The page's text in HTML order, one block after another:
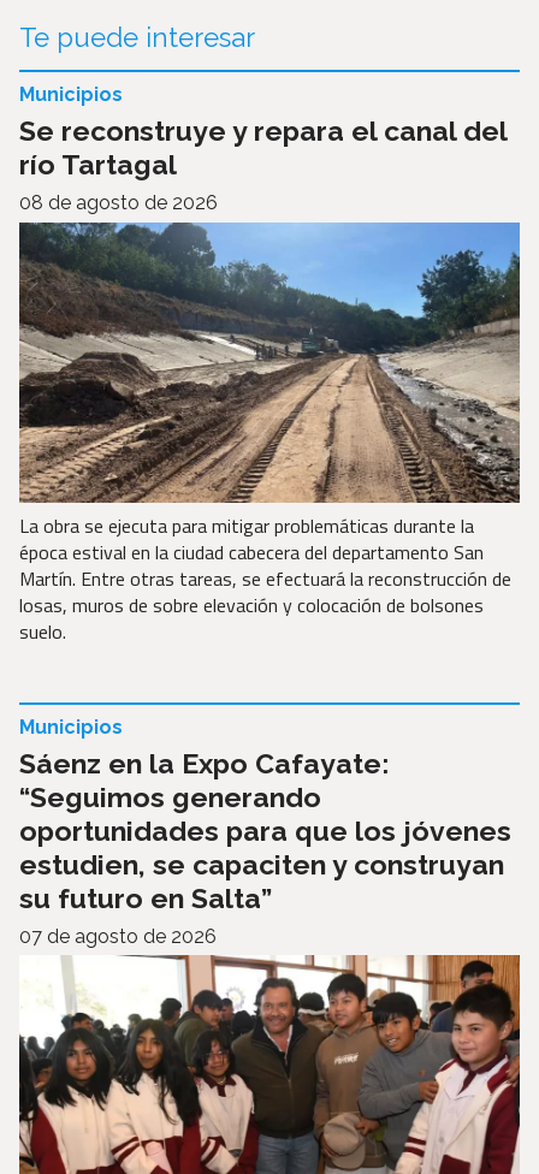
Te puede interesar
Se reconstruye y repara el canal del
río Tartagal
Municipios
08 de agosto de 2026
La obra se ejecuta para mitigar problemáticas durante la
época estival en la ciudad cabecera del departamento San
Martín. Entre otras tareas, se efectuará la reconstrucción de
losas, muros de sobre elevación y colocación de bolsones
suelo.
Sáenz en la Expo Cafayate:
“Seguimos generando
oportunidades para que los jóvenes
estudien, se capaciten y construyan
su futuro en Salta”
Municipios
07 de agosto de 2026